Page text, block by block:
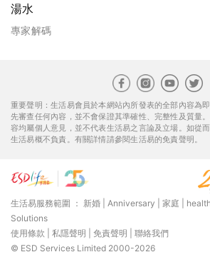
湯水
專家解碼
重要聲明：生活易會員於本網站內所發表的全部內容為
先審查任何內容，並不會保證其準確性、完整性及質量
容均屬個人意見，並不代表生活易之言論及立場。如從
生活易概不負責。有關詳情請參閱生活易的免責聲明。
生活易服務範圍 ： 新婚 Anniversary 家庭
Solutions
使用條款
私隱聲明 免責聲明
聯絡我們
© ESD Services Limited 2000-2026